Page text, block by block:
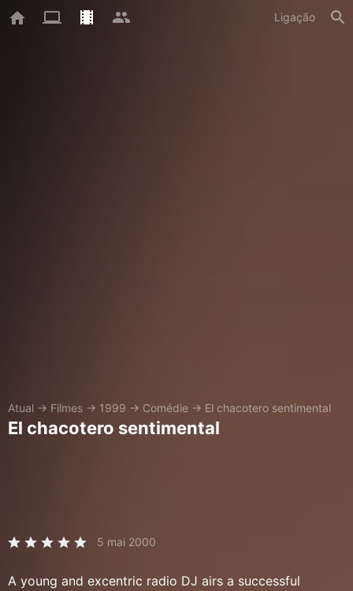
Ligação
Atual → Filmes → 1999 → Comédie → El chacotero sentimental
El chacotero sentimental
5 mai 2000
A young and excentric radio DJ airs a successful